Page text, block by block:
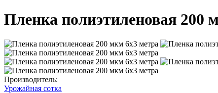
Пленка полиэтиленовая 200
Производитель:
Урожайная сотка